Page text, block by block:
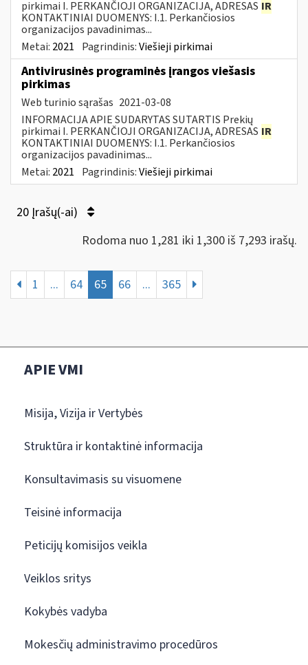
pirkimai I. PERKANČIOJI ORGANIZACIJA, ADRESAS IR
KONTAKTINIAI DUOMENYS: I.1. Perkančiosios
organizacijos pavadinimas...
Metai: 2021 Pagrindinis:Viešieji pirkimai
Antivirusinės programinės įrangos viešasis
pirkimas
Web turinio sąrašas 2021-03-08
INFORMACIJA APIE SUDARYTAS SUTARTIS Prekių
pirkimai I. PERKANČIOJI ORGANIZACIJA, ADRESAS IR
KONTAKTINIAI DUOMENYS: I.1. Perkančiosios
organizacijos pavadinimas...
Metai: 2021 Pagrindinis:Viešieji pirkimai
20 Įrašų(-ai)
Rodoma nuo 1,281 iki 1,300 iš 7,293 irašų.
1 ... 64 65 66 ... 365
APIE VMI
Misija, Vizija ir Vertybės
Struktūra ir kontaktinė informacija
Konsultavimasis su visuomene
Teisinė informacija
Peticijų komisijos veikla
Veiklos sritys
Kokybės vadyba
Mokesčių administravimo procedūros